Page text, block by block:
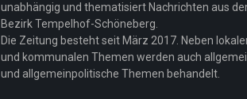
unabhängig und thematisiert Nachrichten aus
Bezirk Tempelhof-Schöneberg.
Die Zeitung besteht seit März 2017. Neben
und kommunalen Themen werden auch
und allgemeinpolitische Themen behandelt.